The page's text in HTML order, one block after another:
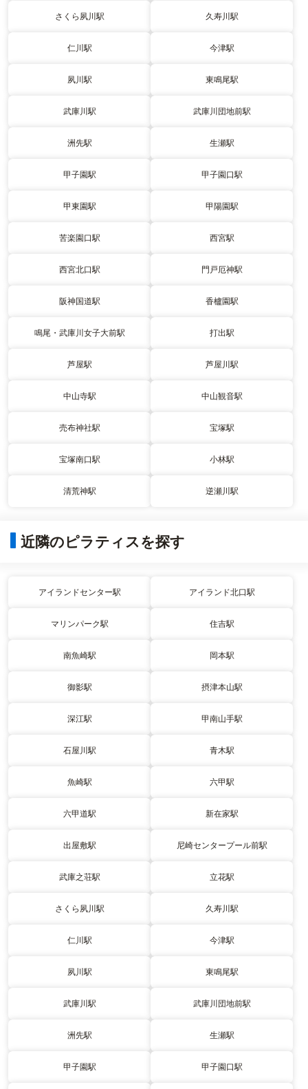
さくら夙川駅 久寿川駅
仁川駅 今津駅
夙川駅 東鳴尾駅
武庫川駅 武庫川団地前駅
洲先駅 生瀬駅
甲子園駅 甲子園口駅
甲東園駅 甲陽園駅
苦楽園口駅 西宮駅
西宮北口駅 門戸厄神駅
阪神国道駅 香櫨園駅
鳴尾・武庫川女子大前駅 打出駅
芦屋駅 芦屋川駅
中山寺駅 中山観音駅
売布神社駅 宝塚駅
宝塚南口駅 小林駅
清荒神駅 逆瀬川駅
近隣のピラティスを探す
アイランドセンター駅 アイランド北口駅
マリンパーク駅 住吉駅
南魚崎駅 岡本駅
御影駅 摂津本山駅
深江駅 甲南山手駅
石屋川駅 青木駅
魚崎駅 六甲駅
六甲道駅 新在家駅
出屋敷駅 尼崎センタープール前駅
武庫之荘駅 立花駅
さくら夙川駅 久寿川駅
仁川駅 今津駅
夙川駅 東鳴尾駅
武庫川駅 武庫川団地前駅
洲先駅 生瀬駅
甲子園駅 甲子園口駅